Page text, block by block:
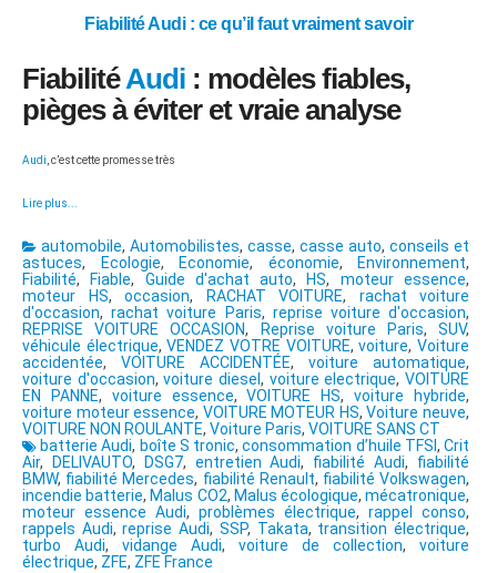
Fiabilité Audi : ce qu’il faut vraiment savoir
FiabilitéAudi : modèles fiables,
pièges à éviter et vraie analyse
Audi, c’est cette promesse très
Lire plus...
automobile, Automobilistes, casse, casse auto, conseils et
astuces, Ecologie, Economie, économie, Environnement,
Fiabilité, Fiable, Guide d'achat auto, HS, moteur essence,
moteur HS, occasion, RACHAT VOITURE, rachat voiture
d'occasion,rachat voiture Paris, reprise voiture d'occasion,
REPRISE VOITURE OCCASION, Reprise voiture Paris,SUV,
véhicule électrique,VENDEZ VOTRE VOITURE,voiture,Voiture
accidentée, VOITURE ACCIDENTÉE, voiture automatique,
voiture d'occasion,voiture diesel, voiture electrique,VOITURE
EN PANNE, voiture essence,VOITURE HS,voiture hybride,
voiture moteur essence, VOITURE MOTEUR HS,Voiture neuve,
VOITURE NON ROULANTE, Voiture Paris, VOITURE SANS CT
batterie Audi, boîte S tronic,consommation d’huile TFSI ,Crit
Air, DELIVAUTO, DSG7, entretien Audi, fiabilité Audi, fiabilité
BMW, fiabilité Mercedes, fiabilité Renault, fiabilité Volkswagen,
incendie batterie, Malus CO2, Malus écologique,mécatronique,
moteur essence Audi, problèmes électrique, rappel conso,
rappels Audi,reprise Audi, SSP, Takata, transition électrique,
turbo Audi, vidange Audi, voiture de collection, voiture
électrique, ZFE, ZFE France